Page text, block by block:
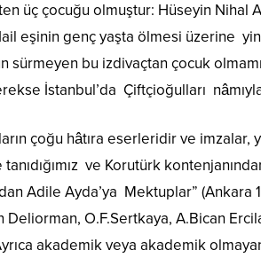
üç çocuğu olmuştur: Hüseyin Nihal
eşinin genç yaşta ölmesi üzerine
bu izdivaçtan çocuk
İstanbul’da Çiftçioğulları
çoğu hâtıra eserleridir ve imzalar,
ve Korutürk
Adile Ayda’ya Mektuplar”
O.F.Sertkaya, A.Bican
akademik veya akademik